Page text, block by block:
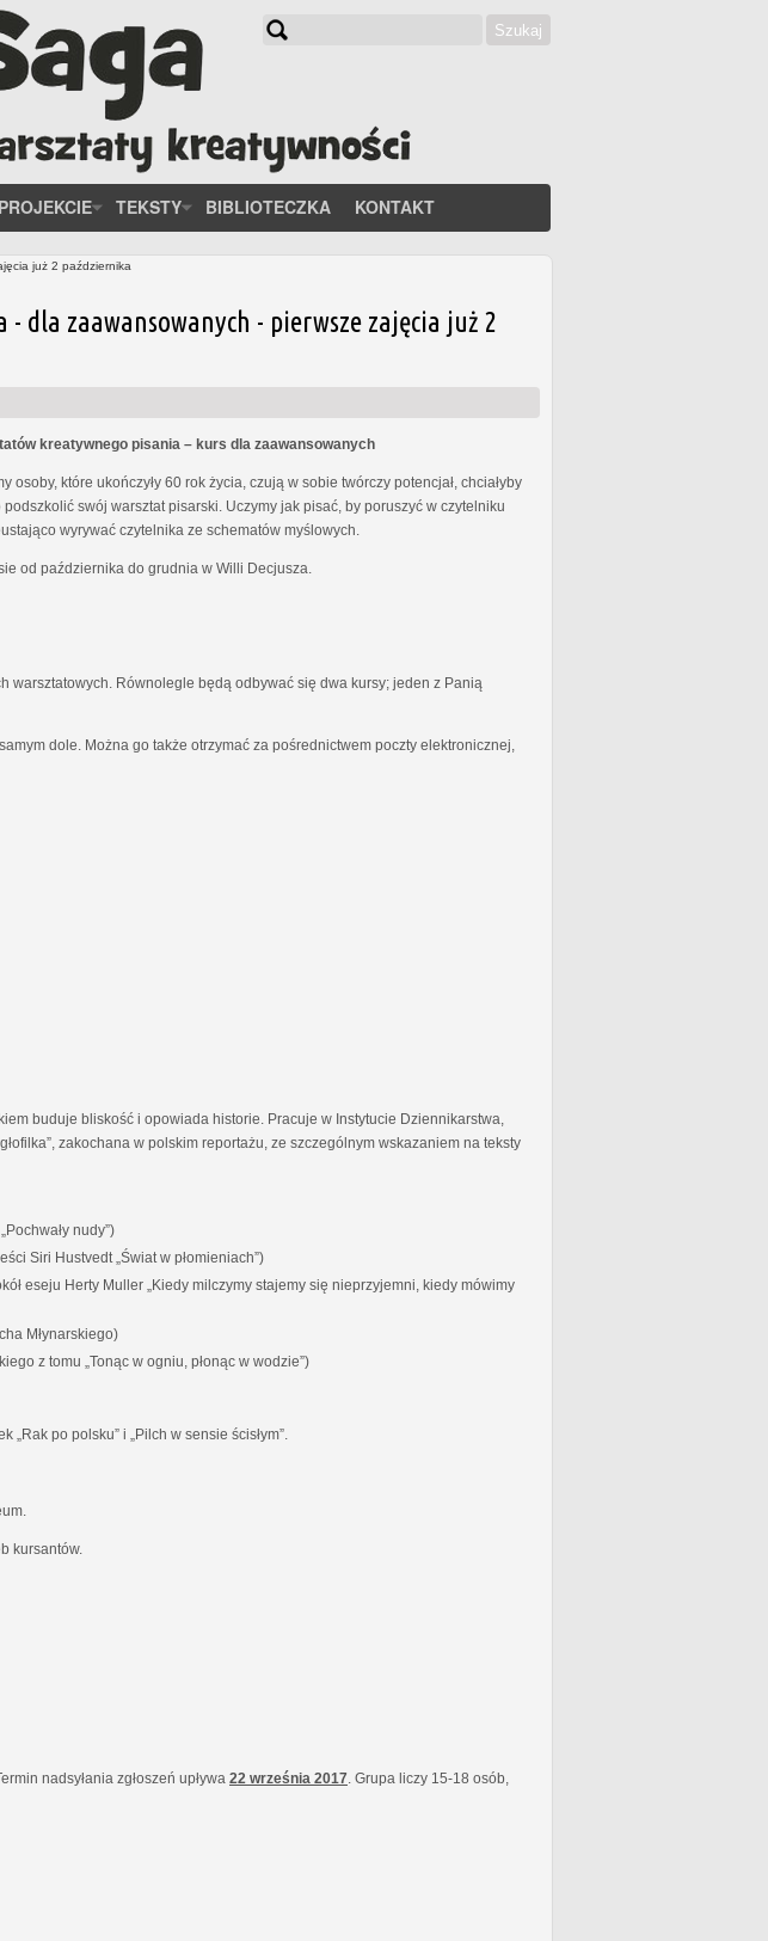
Szukaj
TEKSTY BIBLIOTECZKA KONTAKT
już 2 października
zaawansowanych - pierwsze zajęcia już 2
kreatywnego pisania – kurs dla zaawansowanych
osoby, które ukończyły 60 rok życia, czują w sobie twórczy potencjał, chciałyby
swój warsztat pisarski. Uczymy jak pisać, by poruszyć w czytelniku
wyrywać czytelnika ze schematów myślowych.
od października do grudnia w Willi Decjusza.
warsztatowych. Równolegle będą odbywać się dwa kursy; jeden z Panią
dole. Można go także otrzymać za pośrednictwem poczty elektronicznej,
buduje bliskość i opowiada historie. Pracuje w Instytucie Dziennikarstwa,
zakochana w polskim reportażu, ze szczególnym wskazaniem na teksty
nudy”)
Siri Hustvedt „Świat w płomieniach”)
eseju Herty Muller „Kiedy milczymy stajemy się nieprzyjemni, kiedy mówimy
Młynarskiego)
z tomu „Tonąc w ogniu, płonąc w wodzie”)
po polsku” i „Pilch w sensie ścisłym”.
kursantów.
nadsyłania zgłoszeń upływa 22 września 2017. Grupa liczy 15-18 osób,